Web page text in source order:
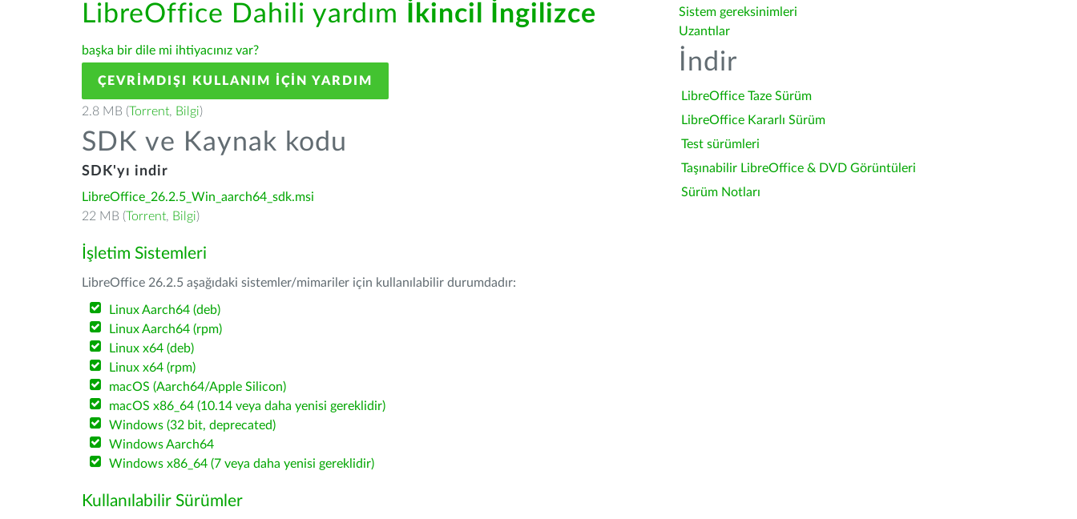
LibreOffice Dahili yardım İkincil İngilizce
başka bir dile mi ihtiyacınız var?
ÇEVRIMDIŞI KULLANIM IÇIN YARDIM
2.8 MB (Torrent, Bilgi)
SDK ve Kaynak kodu
SDK'yı indir
LibreOffice_26.2.5_Win_aarch64_sdk.msi
22 MB (Torrent, Bilgi)
İşletim Sistemleri
LibreOffice 26.2.5 aşağıdaki sistemler/mimariler için kullanılabilir durumdadır:
Linux Aarch64 (deb)
Linux Aarch64 (rpm)
Linux x64 (deb)
Linux x64 (rpm)
macOS (Aarch64/Apple Silicon)
macOS x86_64 (10.14 veya daha yenisi gereklidir)
Windows (32 bit, deprecated)
Windows Aarch64
Windows x86_64 (7 veya daha yenisi gereklidir)
Kullanılabilir Sürümler
Sistem gereksinimleri
Uzantılar
İndir
LibreOffice Taze Sürüm
LibreOffice Kararlı Sürüm
Test sürümleri
Taşınabilir LibreOffice & DVD Görüntüleri
Sürüm Notları